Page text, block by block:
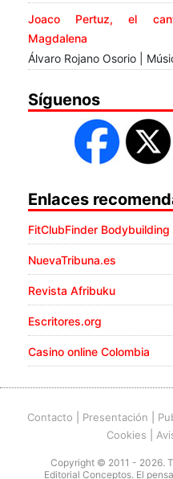
Joaco Pertuz, el
Magdalena
Álvaro Rojano Osorio |
Síguenos
Enlaces
FitClubFinder Bodybuilding
NuevaTribuna.es
Revista Afribuku
Escritores.org
Casino online Colombia
Contacto Presentación
Cookies
Copyright © 2011 - 2026.
Editorial Conceptos. El